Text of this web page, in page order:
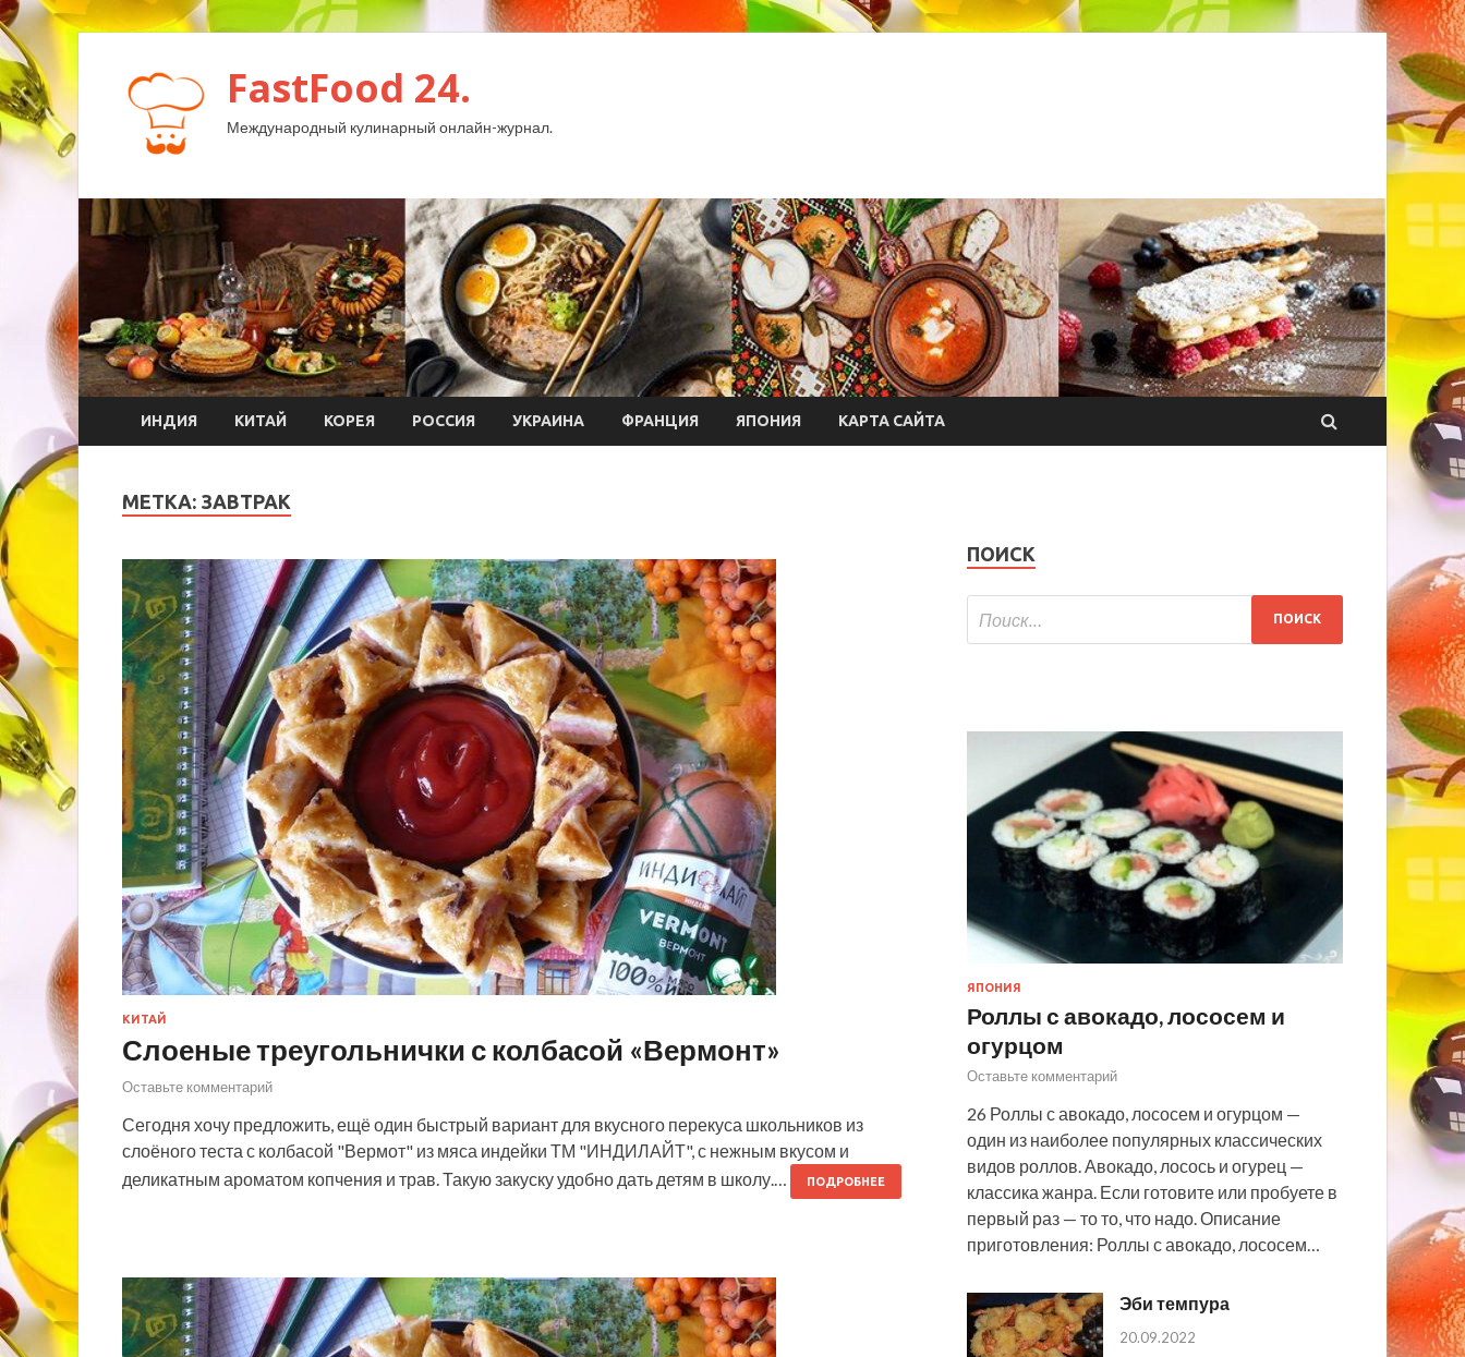
FastFood 24.
Международный кулинарный онлайн-журнал.
ИНДИЯ КИТАЙ КОРЕЯ РОССИЯ УКРАИНА ФРАНЦИЯ ЯПОНИЯ КАРТА САЙТА
МЕТКА: ЗАВТРАК
КИТАЙ
Слоеные треугольнички с колбасой «Вермонт»
Оставьте комментарий
Сегодня хочу предложить, ещё один быстрый вариант для вкусного перекуса школьников из
слоёного теста с колбасой "Вермот" из мяса индейки ТМ "ИНДИЛАЙТ", с нежным вкусом и
деликатным ароматом копчения и трав. Такую закуску удобно дать детям в школу.…
ПОДРОБНЕЕ
ПОИСК
ЯПОНИЯ
Роллы с авокадо, лососем и
огурцом
Оставьте комментарий
26 Роллы с авокадо, лососем и огурцом —
один из наиболее популярных классических
видов роллов. Авокадо, лосось и огурец —
классика жанра. Если готовите или пробуете в
первый раз — то то, что надо. Описание
приготовления: Роллы с авокадо, лососем…
Эби темпура
20.09.2022